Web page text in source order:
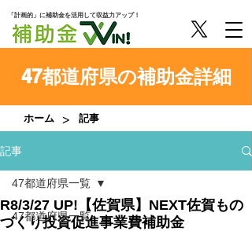
「計画的」に補助金を活用して収益力アップ！
47都道府県の補助金詳細
ホーム > 記事
記事
47都道府県一覧
47都道府県一覧
R8/3/27 UP!【佐賀県】NEXT佐賀もの
づくり投資促進事業費補助金